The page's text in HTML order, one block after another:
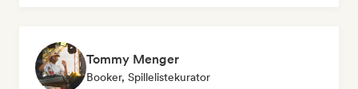
Tommy Menger
Booker, Spillelistekurator